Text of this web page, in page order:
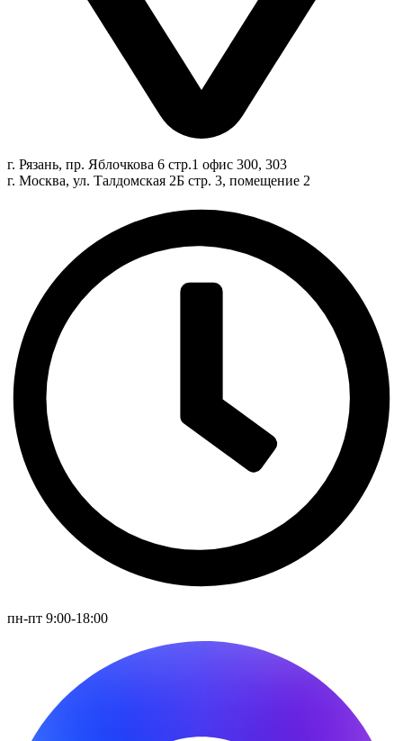
г. Рязань, пр. Яблочкова 6 стр.1 офис 300, 303
г. Москва, ул. Талдомская 2Б стр. 3, помещение 2
пн-пт 9:00-18:00